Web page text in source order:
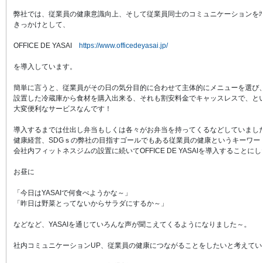
弊社では、従業員の健康意識向上、そして従業員同士のコミュニケーションを
きっかけとして、
OFFICE DE YASAI https://www.officedeyasai.jp/
を導入しています。
簡単に言うと、従業員がその日の気分目的に合わせて主体的にメニューを選び
設置した冷蔵庫から食材を購入出来る、それも割安料金でキャッスレスで、と
大変便利なサービスなんです！
導入するまでは仕出し弁当もしくは各々がお弁当を持ってくるなどしていまし
健康経営、SDGｓの弊社の目指すゴールでもある従業員の健康というキーワ
会社内フィットネスジムの設置に続いてOFFICE DE YASAIを導入することに
お昼に
「今日はYASAIで何食べようかな～」
「昨日は野菜とってないからサラダにするか～」
などなど、YASAIを通じていろんな声が聞こえてくるようになりました～。
社内コミュニケーションUP、従業員の健康につながることをしたいと考えて